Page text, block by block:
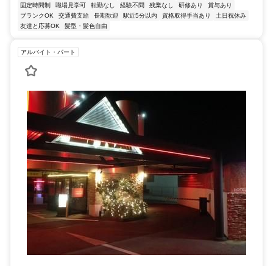
固定時間制
職場見学可 転勤なし 経験不問 残業なし 研修あり
賞与あり
ブランクOK
交通費支給 長期歓迎 駅近5分以内 資格取得手当あり
土日祝休み
友達と応募OK
髪型・髪色自由
アルバイト・パート